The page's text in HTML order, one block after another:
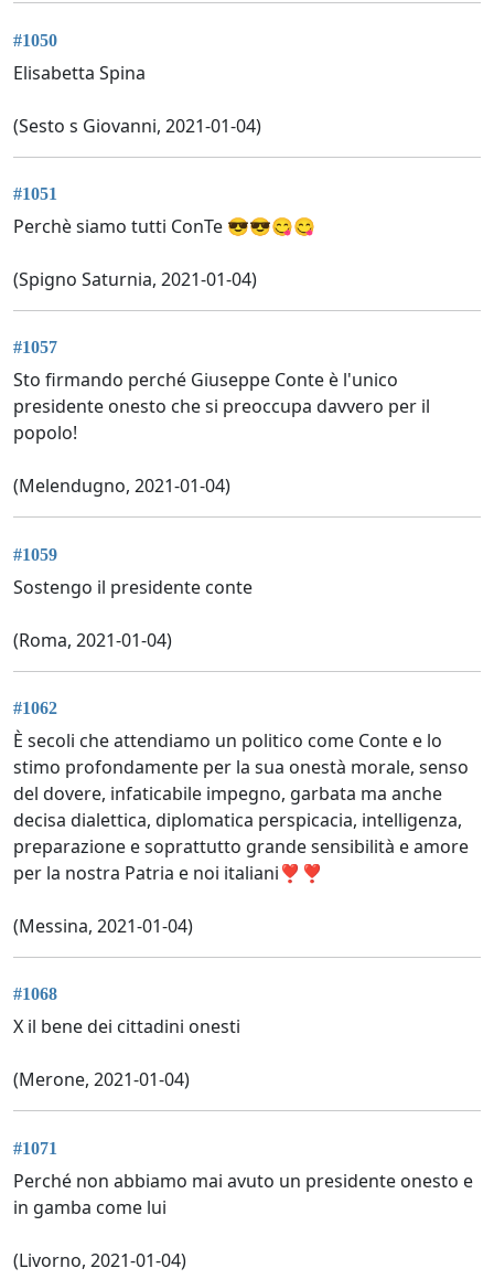
#1050
Elisabetta Spina
(Sesto s Giovanni, 2021-01-04)
#1051
Perchè siamo tutti ConTe 😎😎😋😋
(Spigno Saturnia, 2021-01-04)
#1057
Sto firmando perché Giuseppe Conte è l'unico
presidente onesto che si preoccupa davvero per il
popolo!
(Melendugno, 2021-01-04)
#1059
Sostengo il presidente conte
(Roma, 2021-01-04)
#1062
È secoli che attendiamo un politico come Conte e lo
stimo profondamente per la sua onestà morale, senso
del dovere, infaticabile impegno, garbata ma anche
decisa dialettica, diplomatica perspicacia, intelligenza,
preparazione e soprattutto grande sensibilità e amore
per la nostra Patria e noi italiani❣❣
(Messina, 2021-01-04)
#1068
X il bene dei cittadini onesti
(Merone, 2021-01-04)
#1071
Perché non abbiamo mai avuto un presidente onesto e
in gamba come lui
(Livorno, 2021-01-04)